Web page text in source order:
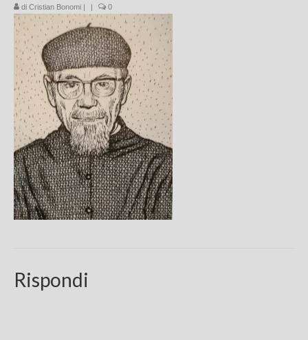
Chi sono
FAQ
Contatti
di Cristian Bonomi | | 0
Rispondi